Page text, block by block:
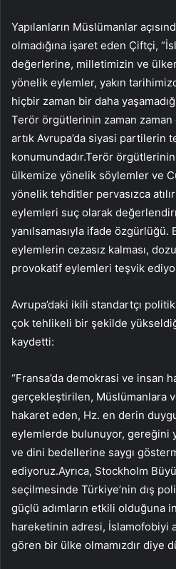
Yapılanların Müslümanlar
olmadığına işaret eden Çiftçi,
değerlerine, milletimizin ve
yönelik eylemler, yakın
hiçbir zaman bir daha
Terör örgütlerinin zaman
artık Avrupa’da siyasi partilerin
konumundadır.Terör
ülkemize yönelik söylemler ve
yönelik tehditler pervasızca
eylemleri suç olarak
yanılsamasıyla ifade özgürlüğü.
eylemlerin cezasız kalması,
provokatif eylemleri teşvik
Avrupa’daki ikili standartçı
çok tehlikeli bir şekilde
kaydetti:
“Fransa’da demokrasi ve insan
gerçekleştirilen, Müslümanlara
hakaret eden, Hz. en derin
eylemlerde bulunuyor, gereğini
ve dini bedellerine saygı
ediyoruz.Ayrıca, Stockholm
seçilmesinde Türkiye’nin dış
güçlü adımların etkili olduğuna
hareketinin adresi, İslamofobiyi
gören bir ülke olmamızdır diye